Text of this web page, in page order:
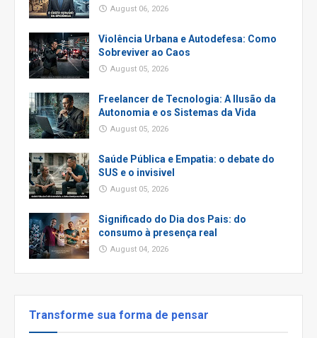
August 06, 2026
Violência Urbana e Autodefesa: Como
Sobreviver ao Caos
August 05, 2026
Freelancer de Tecnologia: A Ilusão da
Autonomia e os Sistemas da Vida
August 05, 2026
Saúde Pública e Empatia: o debate do
SUS e o invisivel
August 05, 2026
Significado do Dia dos Pais: do
consumo à presença real
August 04, 2026
Transforme sua forma de pensar